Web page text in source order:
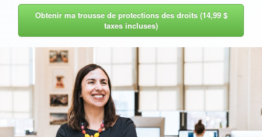
Obtenir ma trousse de protections des droits (14,99 $
taxes incluses)